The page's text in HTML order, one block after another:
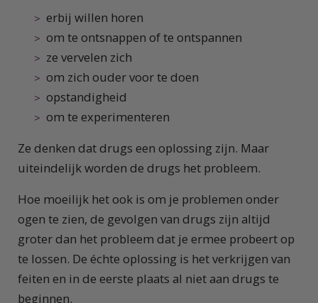
erbij willen horen
om te ontsnappen of te ontspannen
ze vervelen zich
om zich ouder voor te doen
opstandigheid
om te experimenteren
Ze denken dat drugs een oplossing zijn. Maar
uiteindelijk worden de drugs het probleem.
Hoe moeilijk het ook is om je problemen onder
ogen te zien, de gevolgen van drugs zijn altijd
groter dan het probleem dat je ermee probeert op
te lossen. De échte oplossing is het verkrijgen van
feiten en in de eerste plaats al niet aan drugs te
beginnen.